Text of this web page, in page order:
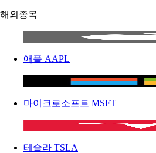
해외종목
애플 AAPL
마이크로소프트 MSFT
테슬라 TSLA